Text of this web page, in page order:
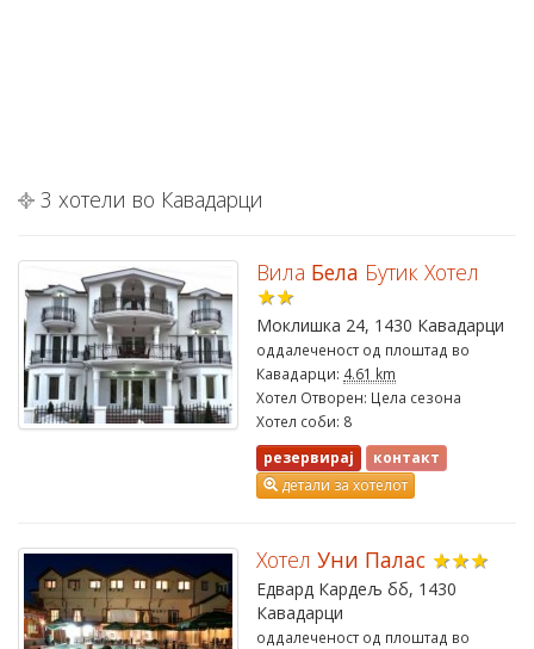
3 хотели во Кавадарци
Вила Бела Бутик Хотел
★★
Моклишка 24, 1430 Кавадарци
оддалеченост од плоштад во
Кавадарци: 4.61 km
Хотел Отворен: Цела сезона
Хотел соби: 8
резервирај
контакт
детали за хотелот
Хотел Уни Палас ★★★
Едвард Кардељ бб, 1430
Кавадарци
оддалеченост од плоштад во